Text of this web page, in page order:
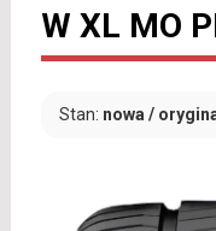
W XL MO
Stan: nowa /